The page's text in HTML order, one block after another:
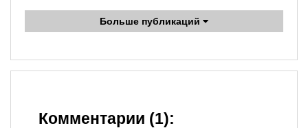
Больше публикаций
Комментарии (1):